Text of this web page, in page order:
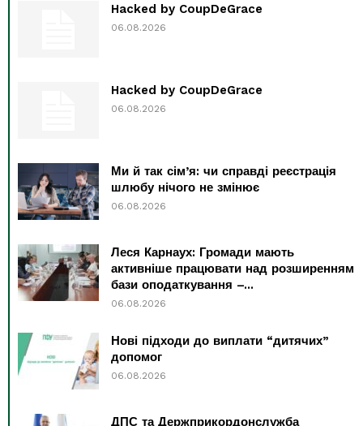
Hacked by CoupDeGrace
06.08.2026
Hacked by CoupDeGrace
06.08.2026
Ми й так сім’я: чи справді реєстрація
шлюбу нічого не змінює
06.08.2026
Леся Карнаух: Громади мають
активніше працювати над розширенням
бази оподаткування –...
06.08.2026
Нові підходи до виплати “дитячих”
допомог
06.08.2026
ДПС та Держприкордонслужба